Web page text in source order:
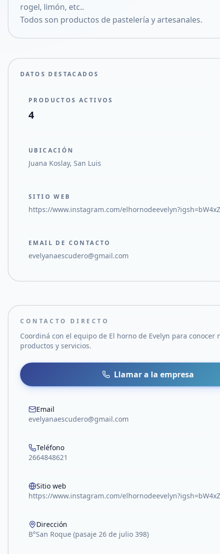
rogel, limón, etc..
Todos son productos de pastelería y artesanales.
DATOS DESTACADOS
PRODUCTOS ACTIVOS
4
UBICACIÓN
Juana Koslay, San Luis
SITIO WEB
https://www.instagram.com/
EMAIL DE CONTACTO
evelyanaescudero@gmail.com
CONTACTO DIRECTO
Coordiná con el equipo de El horno de Evelyn para conocer
productos y servicios.
Llamar a la empresa
Email
evelyanaescudero@gmail.com
Teléfono
2664848621
Sitio web
https://www.instagram.com/
Dirección
B°San Roque (pasaje 26 de julio 398)